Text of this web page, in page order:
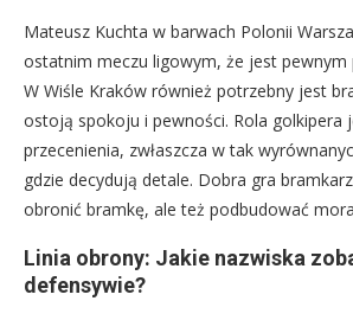
Mateusz Kuchta w barwach Polonii
ostatnim meczu ligowym, że jest pewnym
W Wiśle Kraków również potrzebny jest
ostoją spokoju i pewności. Rola golkipera
przecenienia, zwłaszcza w tak
gdzie decydują detale. Dobra gra
obronić bramkę, ale też podbudować
Linia obrony: Jakie nazwiska
defensywie?